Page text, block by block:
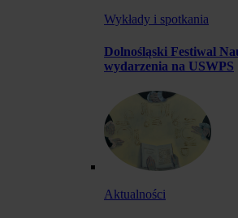
Wykłady i spotkania
Dolnośląski Festiwal
wydarzenia na USWPS
Aktualności